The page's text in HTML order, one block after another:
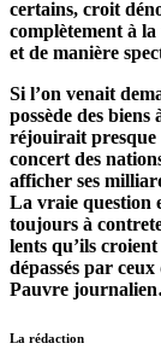
certains, croit
complètement à
et de manière
Si l’on venait
possède des biens
réjouirait presque
concert des
afficher ses
La vraie question
toujours à
lents qu’ils
dépassés par
Pauvre
La rédaction